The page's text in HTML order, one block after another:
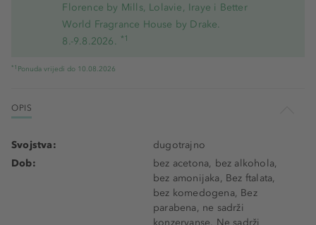
Florence by Mills, Lolavie, Iraye i Better
World Fragrance House by Drake.
8.-9.8.2026. *1
*1 Ponuda vrijedi do 10.08.2026
OPIS
Svojstva:
dugotrajno
Dob:
bez acetona, bez alkohola,
bez amonijaka, Bez ftalata,
bez komedogena, Bez
parabena, ne sadrži